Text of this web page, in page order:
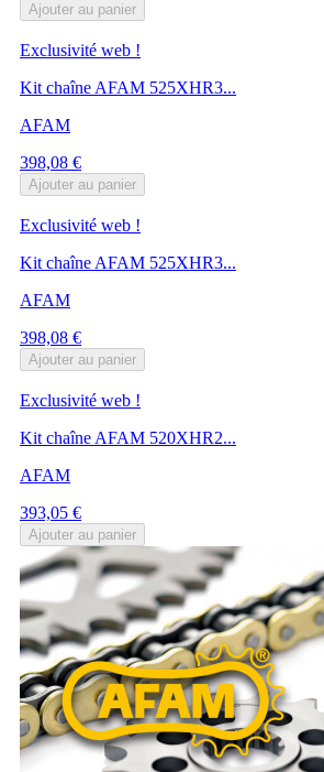
Ajouter au panier
Exclusivité web !
Kit chaîne AFAM 525XHR3...
AFAM
Prix
398,08 €
Ajouter au panier
Exclusivité web !
Kit chaîne AFAM 525XHR3...
AFAM
Prix
398,08 €
Ajouter au panier
Exclusivité web !
Kit chaîne AFAM 520XHR2...
AFAM
Prix
393,05 €
Ajouter au panier